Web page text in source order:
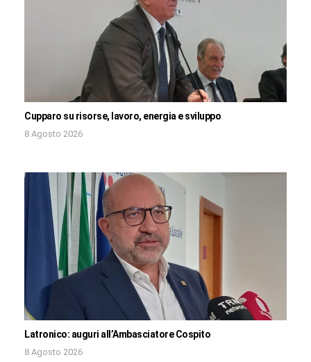
Cupparo su risorse, lavoro, energia e sviluppo
8 Agosto 2026
Latronico: auguri all’Ambasciatore Cospito
8 Agosto 2026